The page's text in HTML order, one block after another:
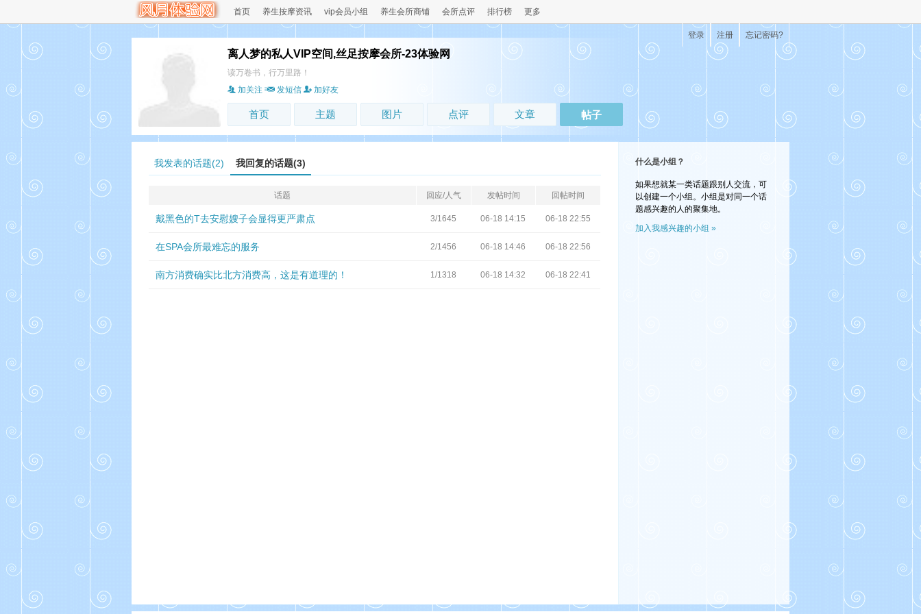
首页 养生按摩资讯 vip会员小组 养生会所商铺 会所点评 排行榜 更多
忘记密码?
注册
登录
离人梦的私人VIP空间,丝足按摩会所-23体验网
读万卷书，行万里路！
加关注
发短信 加好友
首页 主题 图片 点评 文章 帖子
我发表的话题(2) 我回复的话题(3)
话题 回应/人气 发帖时间 回帖时间
戴黑色的T去安慰嫂子会显得更严肃点 3/1645 06-18 14:15 06-18 22:55
在SPA会所最难忘的服务 2/1456 06-18 14:46 06-18 22:56
南方消费确实比北方消费高，这是有道理的！ 1/1318 06-18 14:32 06-18 22:41
什么是小组？
如果想就某一类话题跟别人交流，可
以创建一个小组。小组是对同一个话
题感兴趣的人的聚集地。
加入我感兴趣的小组 »